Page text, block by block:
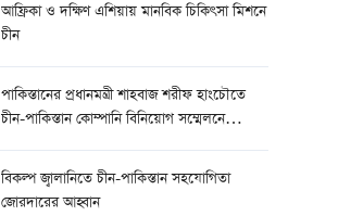
আফ্রিকা ও দক্ষিণ এশিয়ায় মানবিক চিকিৎসা মিশনে
চীন
পাকিস্তানের প্রধানমন্ত্রী শাহবাজ শরীফ হাংচৌতে
চীন-পাকিস্তান কোম্পানি বিনিয়োগ সম্মেলনে
বিকল্প জ্বালানিতে চীন-পাকিস্তান সহযোগিতা
জোরদারের আহ্বান